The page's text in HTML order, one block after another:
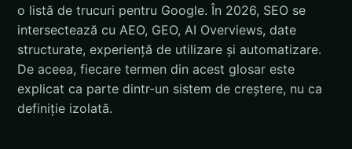
o listă de trucuri pentru Google. În 2026, SEO se
intersectează cu AEO, GEO, AI Overviews, date
structurate, experiență de utilizare și automatizare.
De aceea, fiecare termen din acest glosar este
explicat ca parte dintr-un sistem de creștere, nu ca
definiție izolată.